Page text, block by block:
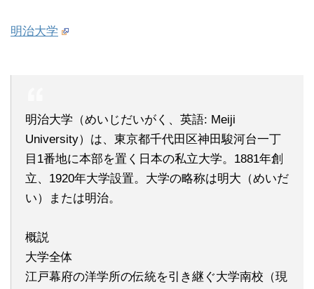
明治大学
明治大学（めいじだいがく、英語: Meiji
University）は、東京都千代田区神田駿河台一丁
目1番地に本部を置く日本の私立大学。1881年創
立、1920年大学設置。大学の略称は明大（めいだ
い）または明治。
概説
大学全体
江戸幕府の洋学所の伝統を引き継ぐ大学南校（現